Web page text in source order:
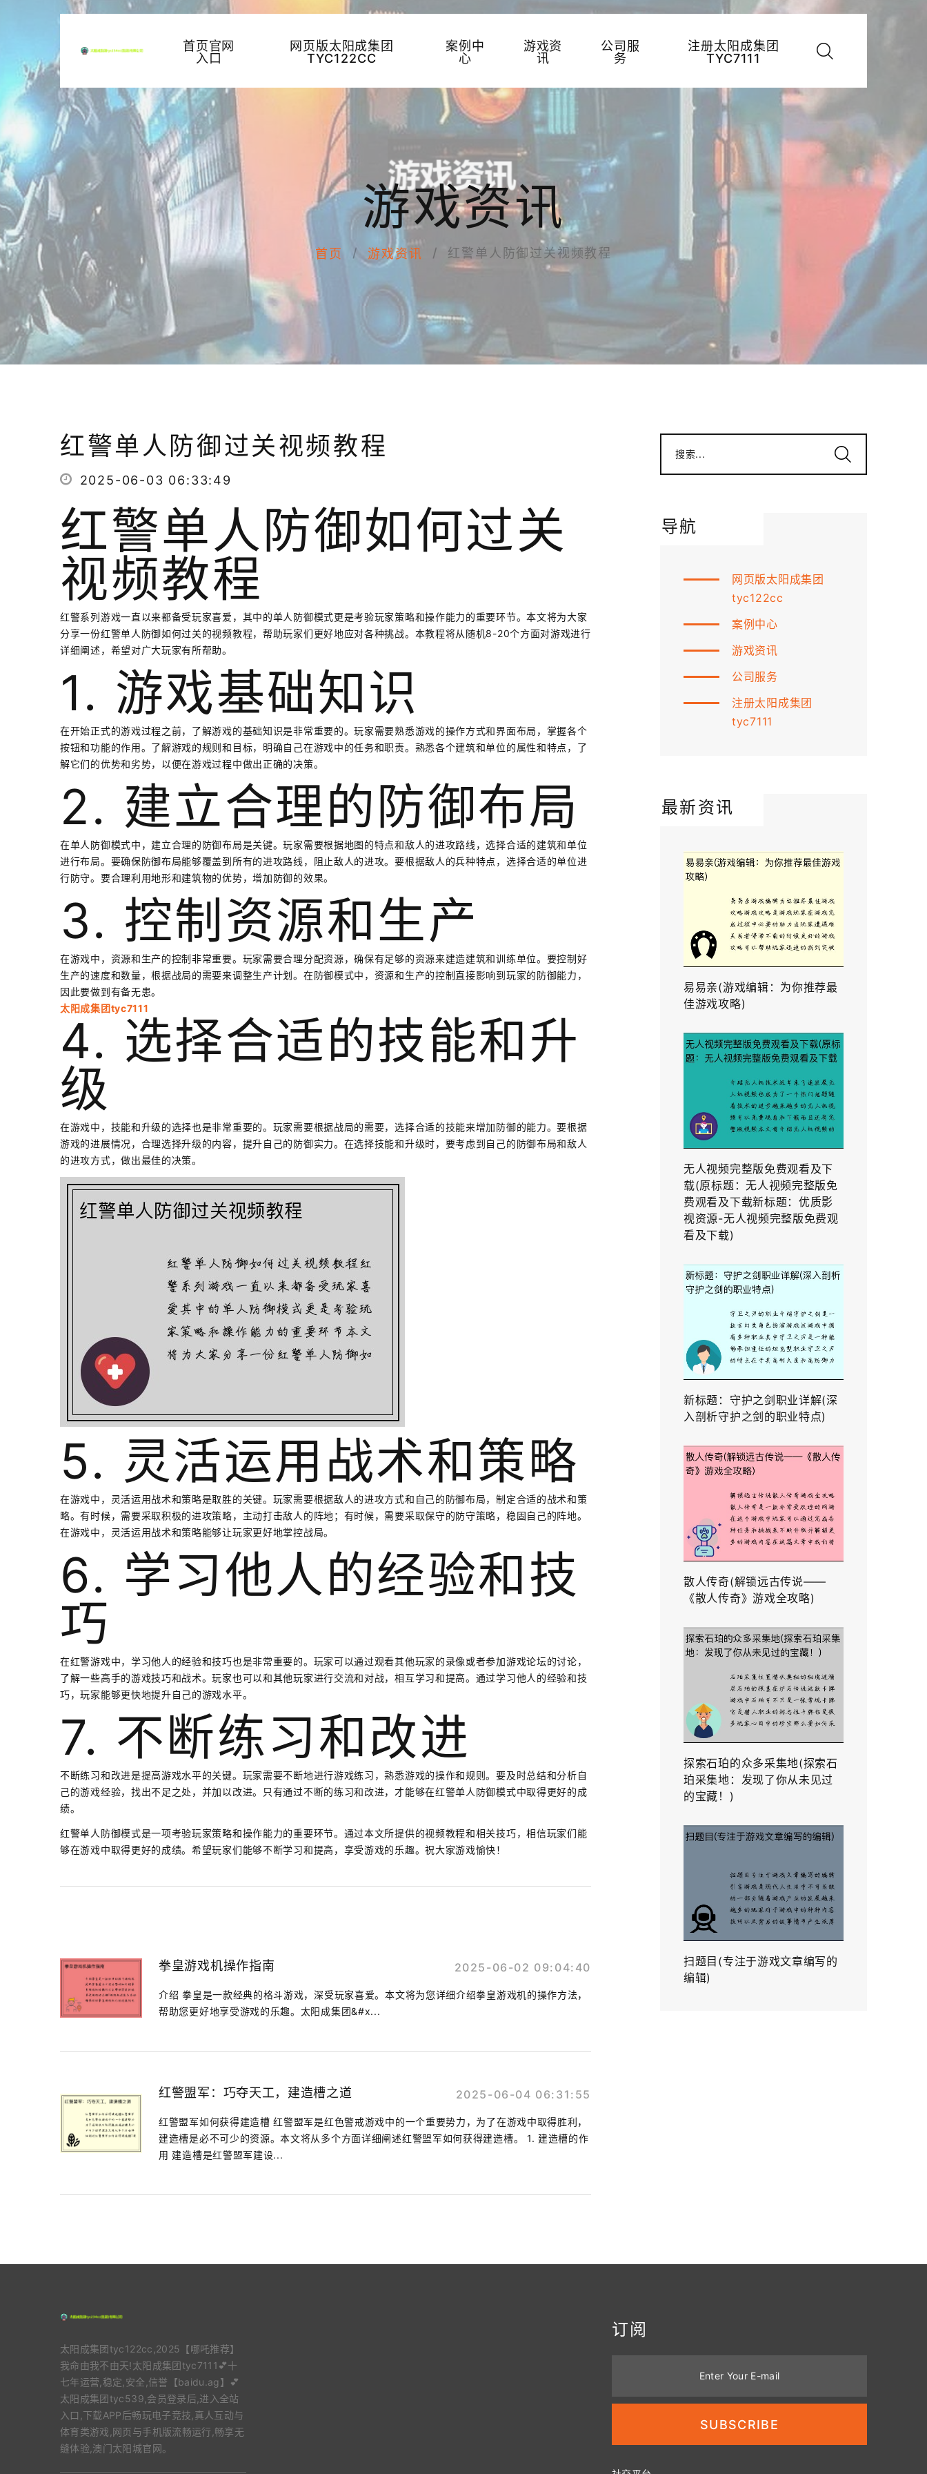
首页官网
入口
网页版太阳成集团
TYC122CC
案例中
心
游戏资
讯
公司服
务
注册太阳成集团
TYC7111
游戏资讯
首页 游戏资讯 红警单人防御过关视频教程
红警单人防御过关视频教程
2025-06-03 06:33:49
红警单人防御如何过关
视频教程
红警系列游戏一直以来都备受玩家喜爱，其中的单人防御模式更是考验玩家策略和操作能力的重要环节。本文将为大家
分享一份红警单人防御如何过关的视频教程，帮助玩家们更好地应对各种挑战。本教程将从随机8-20个方面对游戏进行
详细阐述，希望对广大玩家有所帮助。
1. 游戏基础知识
在开始正式的游戏过程之前，了解游戏的基础知识是非常重要的。玩家需要熟悉游戏的操作方式和界面布局，掌握各个
按钮和功能的作用。了解游戏的规则和目标，明确自己在游戏中的任务和职责。熟悉各个建筑和单位的属性和特点，了
解它们的优势和劣势，以便在游戏过程中做出正确的决策。
2. 建立合理的防御布局
在单人防御模式中，建立合理的防御布局是关键。玩家需要根据地图的特点和敌人的进攻路线，选择合适的建筑和单位
进行布局。要确保防御布局能够覆盖到所有的进攻路线，阻止敌人的进攻。要根据敌人的兵种特点，选择合适的单位进
行防守。要合理利用地形和建筑物的优势，增加防御的效果。
3. 控制资源和生产
在游戏中，资源和生产的控制非常重要。玩家需要合理分配资源，确保有足够的资源来建造建筑和训练单位。要控制好
生产的速度和数量，根据战局的需要来调整生产计划。在防御模式中，资源和生产的控制直接影响到玩家的防御能力，
因此要做到有备无患。
太阳成集团tyc7111
4. 选择合适的技能和升
级
在游戏中，技能和升级的选择也是非常重要的。玩家需要根据战局的需要，选择合适的技能来增加防御的能力。要根据
游戏的进展情况，合理选择升级的内容，提升自己的防御实力。在选择技能和升级时，要考虑到自己的防御布局和敌人
的进攻方式，做出最佳的决策。
5. 灵活运用战术和策略
在游戏中，灵活运用战术和策略是取胜的关键。玩家需要根据敌人的进攻方式和自己的防御布局，制定合适的战术和策
略。有时候，需要采取积极的进攻策略，主动打击敌人的阵地；有时候，需要采取保守的防守策略，稳固自己的阵地。
在游戏中，灵活运用战术和策略能够让玩家更好地掌控战局。
6. 学习他人的经验和技
巧
在红警游戏中，学习他人的经验和技巧也是非常重要的。玩家可以通过观看其他玩家的录像或者参加游戏论坛的讨论，
了解一些高手的游戏技巧和战术。玩家也可以和其他玩家进行交流和对战，相互学习和提高。通过学习他人的经验和技
巧，玩家能够更快地提升自己的游戏水平。
7. 不断练习和改进
不断练习和改进是提高游戏水平的关键。玩家需要不断地进行游戏练习，熟悉游戏的操作和规则。要及时总结和分析自
己的游戏经验，找出不足之处，并加以改进。只有通过不断的练习和改进，才能够在红警单人防御模式中取得更好的成
绩。
红警单人防御模式是一项考验玩家策略和操作能力的重要环节。通过本文所提供的视频教程和相关技巧，相信玩家们能
够在游戏中取得更好的成绩。希望玩家们能够不断学习和提高，享受游戏的乐趣。祝大家游戏愉快！
拳皇游戏机操作指南 2025-06-02 09:04:40
介绍 拳皇是一款经典的格斗游戏，深受玩家喜爱。本文将为您详细介绍拳皇游戏机的操作方法，
帮助您更好地享受游戏的乐趣。太阳成集团&#x...
红警盟军：巧夺天工，建造槽之道 2025-06-04 06:31:55
红警盟军如何获得建造槽 红警盟军是红色警戒游戏中的一个重要势力，为了在游戏中取得胜利，
建造槽是必不可少的资源。本文将从多个方面详细阐述红警盟军如何获得建造槽。 1. 建造槽的作
用 建造槽是红警盟军建设...
搜索...
导航
网页版太阳成集团
tyc122cc
案例中心
游戏资讯
公司服务
注册太阳成集团
tyc7111
最新资讯
易易亲(游戏编辑：为你推荐最
佳游戏攻略)
无人视频完整版免费观看及下
载(原标题：无人视频完整版免
费观看及下载新标题：优质影
视资源-无人视频完整版免费观
看及下载)
新标题：守护之剑职业详解(深
入剖析守护之剑的职业特点)
散人传奇(解锁远古传说——
《散人传奇》游戏全攻略)
探索石珀的众多采集地(探索石
珀采集地：发现了你从未见过
的宝藏！)
扫题目(专注于游戏文章编写的
编辑)
太阳成集团tyc122cc,2025【哪吒推荐】
我命由我不由天!太阳成集团tyc7111💕十
七年运营,稳定,安全,信誉【baidu.ag】💕
太阳成集团tyc539,会员登录后,进入全站
入口,下载APP后畅玩电子竞技,真人互动与
体育类游戏,网页与手机版流畅运行,畅享无
缝体验,澳门太阳城官网。
订阅
Enter Your E-mail
SUBSCRIBE